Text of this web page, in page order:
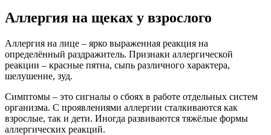
Аллергия на щеках у взрослого
Аллергия на лице – ярко выраженная реакция на
определённый раздражитель. Признаки аллергической
реакции – красные пятна, сыпь различного характера,
шелушение, зуд.
Симптомы – это сигналы о сбоях в работе отдельных систем
организма. С проявлениями аллергии сталкиваются как
взрослые, так и дети. Иногда развиваются тяжёлые формы
аллергических реакций.